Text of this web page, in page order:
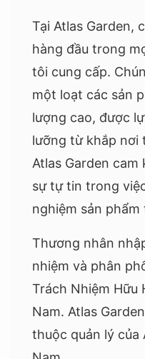
Tại Atlas Garden,
hàng đầu trong
tôi cung cấp.
một loạt các sản
lượng cao, được
lưỡng từ khắp nơi
Atlas Garden
sự tự tin trong
nghiệm sản
Thương nhân
nhiệm và phân
Trách Nhiệm Hữu
Nam. Atlas
thuộc quản lý của